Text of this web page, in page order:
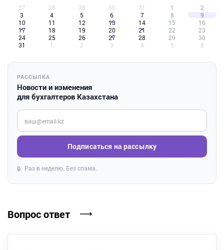
27 28 29 30 31 1
2
3
4 5 6 7 8
9
10
11 12 13 14 15
16
17
18 19 20 21 22
23
24
25 26 27 28 29
30
31
1 2 3 4 5 6
РАССЫЛКА
Новости и изменения
для бухгалтеров Казахстана
Введите ваш e-mail
Подписаться на рассылку
🔒 Раз в неделю. Без спама.
Вопрос ответ